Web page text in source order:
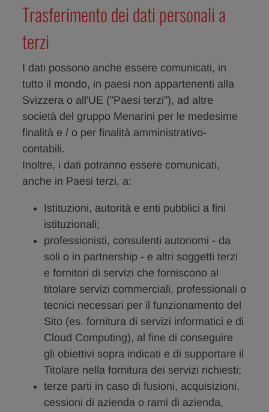
Trasferimento dei dati personali a
terzi
I dati possono anche essere comunicati, in
tutto il mondo, in paesi non appartenenti alla
Svizzera o all'UE ("Paesi terzi"), ad altre
società del gruppo Menarini per le medesime
finalità e / o per finalità amministrativo-
contabili.
Inoltre, i dati potranno essere comunicati,
anche in Paesi terzi, a:
Istituzioni, autorità e enti pubblici a fini
istituzionali;
professionisti, consulenti autonomi - da
soli o in partnership - e altri soggetti terzi
e fornitori di servizi che forniscono al
titolare servizi commerciali, professionali o
tecnici necessari per il funzionamento del
Sito (es. fornitura di servizi informatici e di
Cloud Computing), al fine di conseguire
gli obiettivi sopra indicati e di supportare il
Titolare nella fornitura dei servizi richiesti;
terze parti in caso di fusioni, acquisizioni,
cessioni di azienda o rami di azienda,